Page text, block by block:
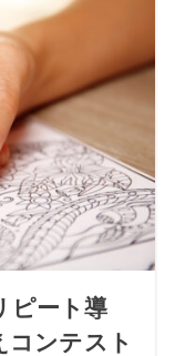
ピート導
コンテスト